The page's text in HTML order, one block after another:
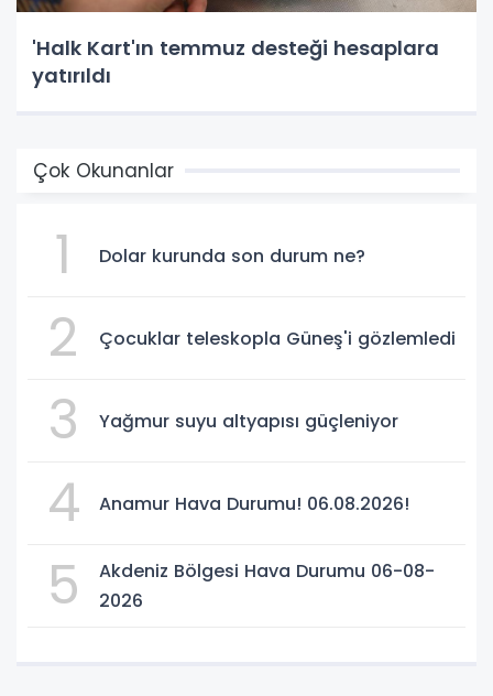
'Halk Kart'ın temmuz desteği hesaplara
yatırıldı
Çok Okunanlar
1 Dolar kurunda son durum ne?
2 Çocuklar teleskopla Güneş'i gözlemledi
3 Yağmur suyu altyapısı güçleniyor
4 Anamur Hava Durumu! 06.08.2026!
5
Akdeniz Bölgesi Hava Durumu 06-08-
2026